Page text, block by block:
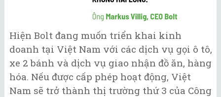
Hiện Bolt đang muốn triển khai kinh
doanh tại Việt Nam với các dịch vụ gọi ô tô,
xe 2 bánh và dịch vụ giao nhận đồ ăn, hàng
hóa. Nếu được cấp phép hoạt động, Việt
Nam sẽ trở thành thị trường thứ 3 của Công